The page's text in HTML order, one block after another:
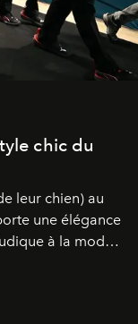
chic du
leur chien) au
une élégance
à la mode